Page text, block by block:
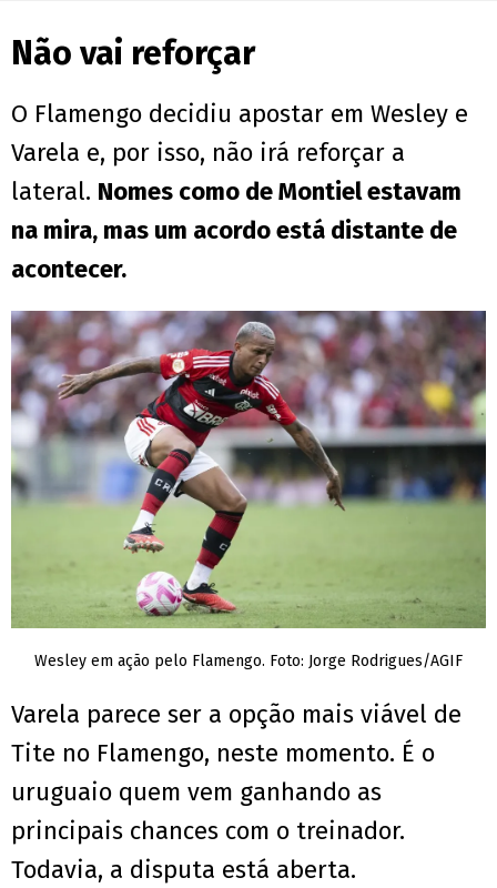
Não vai reforçar
O Flamengo decidiu apostar em Wesley e
Varela e, por isso, não irá reforçar a
lateral. Nomes como de Montiel estavam
na mira, mas um acordo está distante de
acontecer.
Wesley em ação pelo Flamengo. Foto: Jorge Rodrigues/AGIF
Varela parece ser a opção mais viável de
Tite no Flamengo, neste momento. É o
uruguaio quem vem ganhando as
principais chances com o treinador.
Todavia, a disputa está aberta.